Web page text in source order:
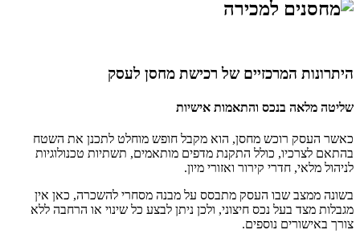
היתרונות המרכזיים של רכישת מחסן לעסק
שליטה מלאה בנכס והתאמות אישיות
כאשר העסק רוכש מחסן, הוא מקבל חופש מוחלט לתכנן את השטח
בהתאם לצרכיו, כולל התקנת מדפים מותאמים, תשתיות טכנולוגיות
לניהול מלאי, חדרי קירור ואזורי מיון.
בשונה ממצב שבו העסק מתבסס על מבנה מסחרי להשכרה, כאן אין
מגבלות מצד בעל נכס חיצוני, ולכן ניתן לבצע כל שינוי או הרחבה ללא
צורך באישורים נוספים.